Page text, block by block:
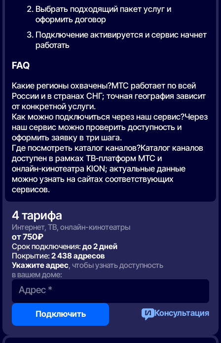
Выбрать подходящий пакет услуг и
оформить договор
Подключение активируется и сервис начнет
работать
FAQ
Какие регионы охвачены?МТС работает по всей
России и в странах СНГ; точная география зависит
от конкретной услуги.
Как можно подключиться через наш сервис?Через
наш сервис можно проверить доступность и
оформить заявку в три шага.
Где посмотреть каталог каналов?Каталог каналов
доступен в рамках ТВ‑платформ МТС и
онлайн‑кинотеатра KION; актуальные данные
можно узнать на сайтах соответствующих
сервисов.
4 тарифа
Интернет, ТВ, онлайн-кинотеатры
от 750₽
Срок подключения: до 2 дней
Покрытие: 2 438 адресов
Укажите адрес, чтобы узнать доступность
в вашем доме:
Адрес *
Подключить Консультация